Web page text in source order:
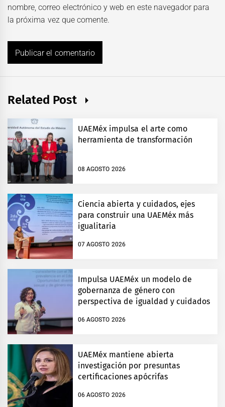
nombre, correo electrónico y web en este navegador para
la próxima vez que comente.
Related Post
UAEMéx impulsa el arte como
herramienta de transformación
08 AGOSTO 2026
Ciencia abierta y cuidados, ejes
para construir una UAEMéx más
igualitaria
07 AGOSTO 2026
Impulsa UAEMéx un modelo de
gobernanza de género con
perspectiva de igualdad y cuidados
06 AGOSTO 2026
UAEMéx mantiene abierta
investigación por presuntas
certificaciones apócrifas
06 AGOSTO 2026